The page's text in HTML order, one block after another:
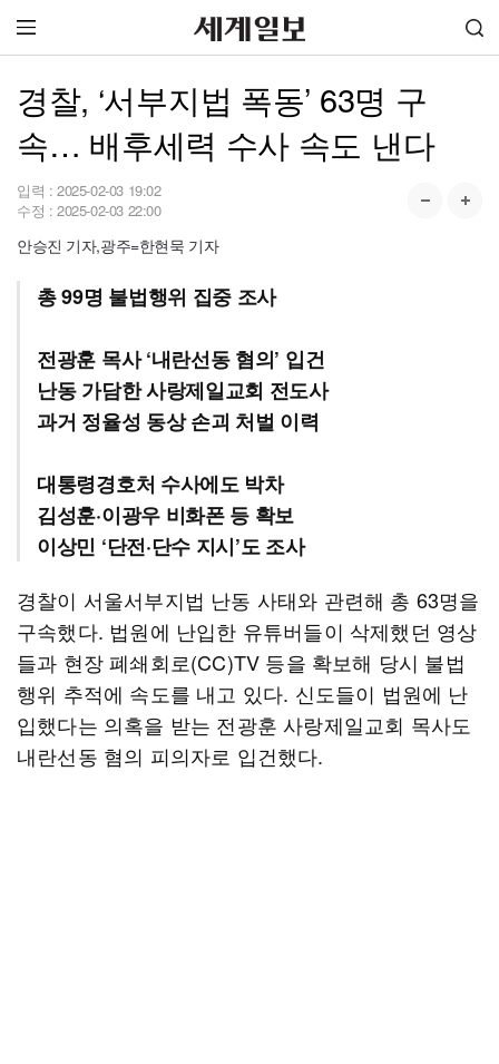
경찰, ‘서부지법 폭동’ 63명 구
속… 배후세력 수사 속도 낸다
입력 : 2025-02-03 19:02
수정 : 2025-02-03 22:00
안승진 기자,광주=한현묵 기자
총 99명 불법행위 집중 조사
전광훈 목사 ‘내란선동 혐의’ 입건
난동 가담한 사랑제일교회 전도사
과거 정율성 동상 손괴 처벌 이력
대통령경호처 수사에도 박차
김성훈·이광우 비화폰 등 확보
이상민 ‘단전·단수 지시’도 조사
경찰이 서울서부지법 난동 사태와 관련해 총 63명을
구속했다. 법원에 난입한 유튜버들이 삭제했던 영상
들과 현장 폐쇄회로(CC)TV 등을 확보해 당시 불법
행위 추적에 속도를 내고 있다. 신도들이 법원에 난
입했다는 의혹을 받는 전광훈 사랑제일교회 목사도
내란선동 혐의 피의자로 입건했다.